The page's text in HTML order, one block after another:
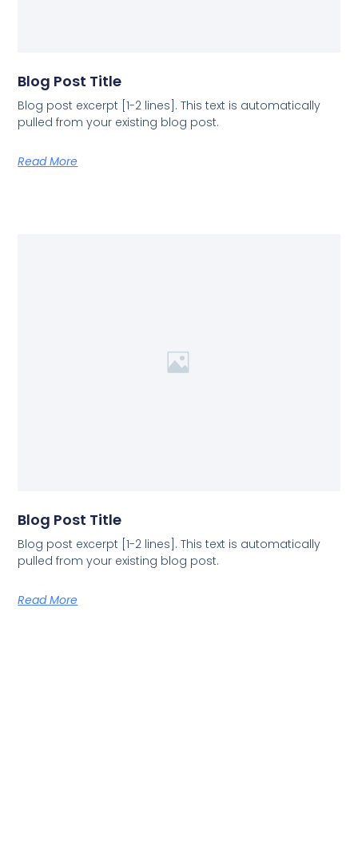
Blog Post Title
Blog post excerpt [1-2 lines]. This text is automatically
pulled from your existing blog post.
Read More
Blog Post Title
Blog post excerpt [1-2 lines]. This text is automatically
pulled from your existing blog post.
Read More